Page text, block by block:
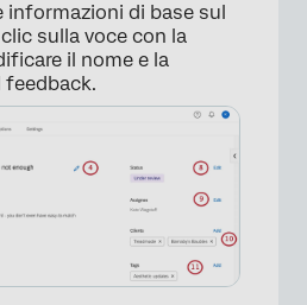
informazioni di base sul
sulla voce con la
il nome e la
feedback.